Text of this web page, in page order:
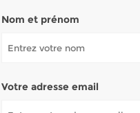
Nom et prénom
Votre adresse email